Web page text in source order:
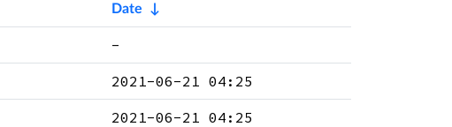
Date ↓
-
2021-06-21 04:25
2021-06-21 04:25